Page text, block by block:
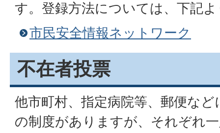
す。登録方法については、下記
市民安全情報ネットワーク
不在者投票
他市町村、指定病院等、郵便な
の制度がありますが、それぞれ